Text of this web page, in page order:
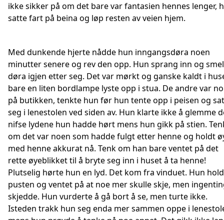
ikke sikker på om det bare var fantasien hennes lenger,
satte fart på beina og løp resten av veien hjem.
Med dunkende hjerte nådde hun inngangsdøra noen
minutter senere og rev den opp. Hun sprang inn og
døra igjen etter seg. Det var mørkt og ganske kaldt i
bare en liten bordlampe lyste opp i stua. De andre var
på butikken, tenkte hun før hun tente opp i peisen og
seg i lenestolen ved siden av. Hun klarte ikke å glemme
nifse lydene hun hadde hørt mens hun gikk på stien.
om det var noen som hadde fulgt etter henne og holdt
med henne akkurat nå. Tenk om han bare ventet på det
rette øyeblikket til å bryte seg inn i huset å ta henne!
Plutselig hørte hun en lyd. Det kom fra vinduet. Hun
pusten og ventet på at noe mer skulle skje, men
skjedde. Hun vurderte å gå bort å se, men turte ikke.
Isteden trakk hun seg enda mer sammen oppe i